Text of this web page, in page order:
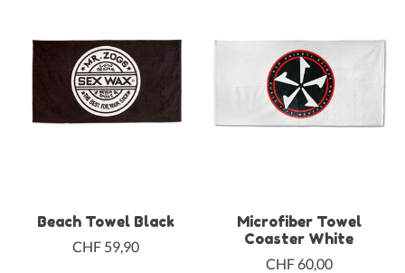
Beach Towel Black
CHF 59,90
Microfiber Towel
Coaster White
CHF 60,00